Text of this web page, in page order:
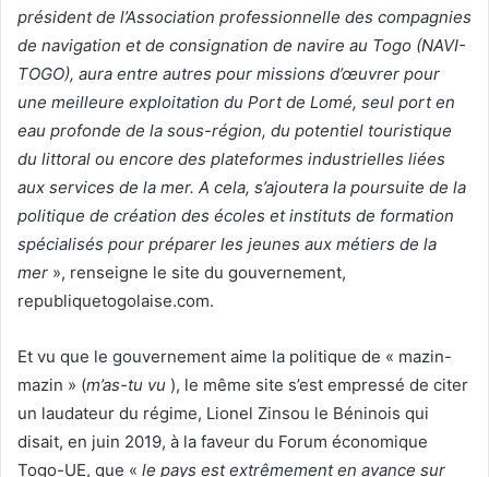
président de l’Association professionnelle des compagnies
de navigation et de consignation de navire au Togo (NAVI-
TOGO), aura entre autres pour missions d’œuvrer pour
une meilleure exploitation du Port de Lomé, seul port en
eau profonde de la sous-région, du potentiel touristique
du littoral ou encore des plateformes industrielles liées
aux services de la mer. A cela, s’ajoutera la poursuite de la
politique de création des écoles et instituts de formation
spécialisés pour préparer les jeunes aux métiers de la
mer », renseigne le site du gouvernement,
republiquetogolaise.com.
Et vu que le gouvernement aime la politique de « mazin-
mazin » (m’as-tu vu ), le même site s’est empressé de citer
un laudateur du régime, Lionel Zinsou le Béninois qui
disait, en juin 2019, à la faveur du Forum économique
Togo-UE, que « le pays est extrêmement en avance sur